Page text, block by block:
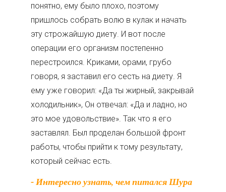
понятно, ему было плохо, поэтому
пришлось собрать волю в кулак и начать
эту строжайшую диету. И вот после
операции его организм постепенно
перестроился. Криками, орами, грубо
говоря, я заставил его сесть на диету. Я
ему уже говорил: «Да ты жирный, закрывай
холодильник», Он отвечал: «Да и ладно, но
это мое удовольствие». Так что я его
заставлял. Был проделан большой фронт
работы, чтобы прийти к тому результату,
который сейчас есть.
- Интересно узнать, чем питался Шура